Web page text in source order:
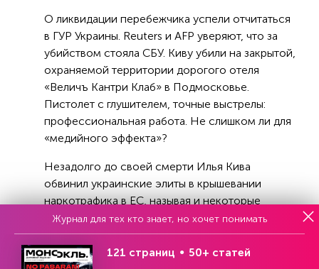
О ликвидации перебежчика успели отчитаться
в ГУР Украины. Reuters и AFP уверяют, что за
убийством стояла СБУ. Киву убили на закрытой,
охраняемой территории дорогого отеля
«Величъ Кантри Клаб» в Подмосковье.
Пистолет с глушителем, точные выстрелы:
профессиональная работа. Не слишком ли для
«медийного эффекта»?
Незадолго до своей смерти Илья Кива
обвинил украинские элиты в крышевании
наркотрафика в ЕС, называя и некоторые
имена. Упоминал и «Химпром»: члены этой
ОПГ, вероятно, устроили поджог дом блогера
Анатолия Шария в Испании за то, что он
Журнал для тех кто знает, но хочет понимать
121 страниц 50+ статей